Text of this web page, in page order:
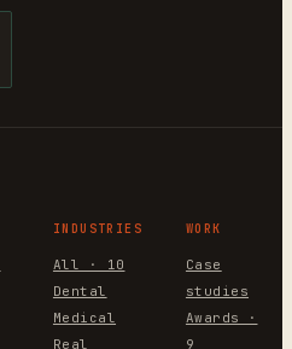
INDUSTRIES
All · 10
Dental
Medical
Real
WORK
Case
studies
Awards ·
9